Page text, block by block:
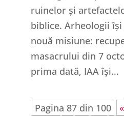
ruinelor și
biblice. Arheologii
nouă misiune:
masacrului din 7
prima dată, IAA își...
Pagina 87 din 100
«